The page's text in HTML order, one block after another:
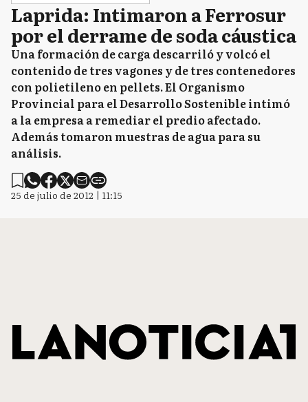
Laprida: Intimaron a Ferrosur
por el derrame de soda cáustica
Una formación de carga descarriló y volcó el
contenido de tres vagones y de tres contenedores
con polietileno en pellets. El Organismo
Provincial para el Desarrollo Sostenible intimó
a la empresa a remediar el predio afectado.
Además tomaron muestras de agua para su
análisis.
25 de julio de 2012 | 11:15